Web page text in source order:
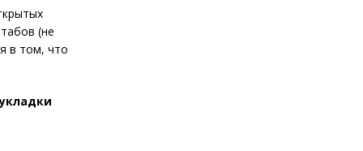
(не
в том, что